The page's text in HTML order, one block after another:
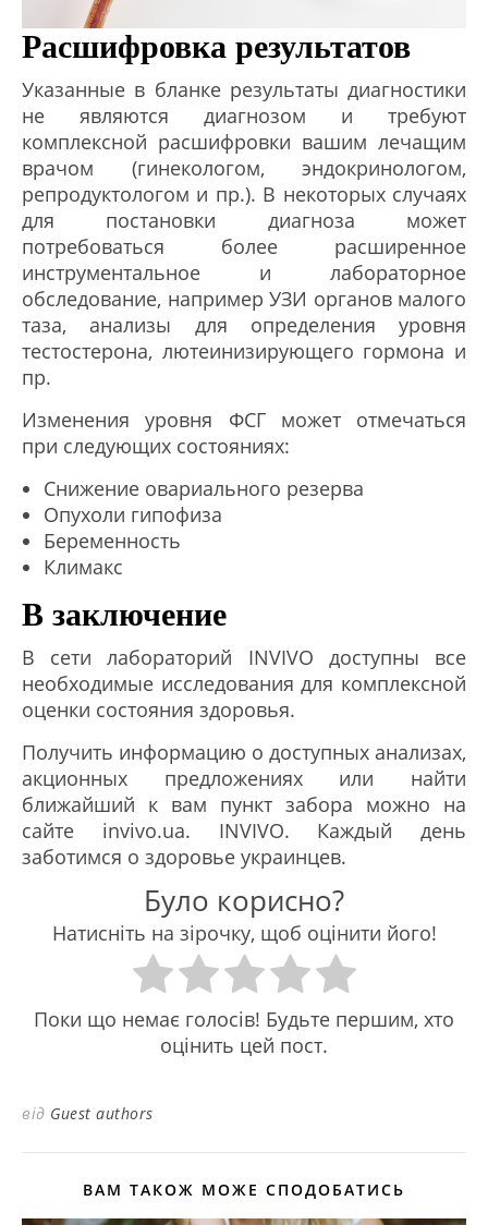
Расшифровка результатов
Указанные в бланке результаты диагностики
не являются диагнозом и требуют
комплексной расшифровки вашим лечащим
врачом (гинекологом, эндокринологом,
репродуктологом и пр.). В некоторых случаях
для постановки диагноза может
потребоваться более расширенное
инструментальное и лабораторное
обследование, например УЗИ органов малого
таза, анализы для определения уровня
тестостерона, лютеинизирующего гормона и
пр.
Изменения уровня ФСГ может отмечаться
при следующих состояниях:
Снижение овариального резерва
Опухоли гипофиза
Беременность
Климакс
В заключение
В сети лабораторий INVIVO доступны все
необходимые исследования для комплексной
оценки состояния здоровья.
Получить информацию о доступных анализах,
акционных предложениях или найти
ближайший к вам пункт забора можно на
сайте invivo.ua. INVIVO. Каждый день
заботимся о здоровье украинцев.
Було корисно?
Натисніть на зірочку, щоб оцінити його!
Поки що немає голосів! Будьте першим, хто
оцінить цей пост.
від Guest authors
ВАМ ТАКОЖ МОЖЕ СПОДОБАТИСЬ